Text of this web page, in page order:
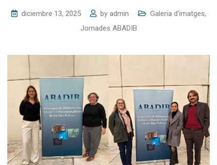
diciembre 13, 2025 by admin Galeria d'imatges,
Jornades ABADIB